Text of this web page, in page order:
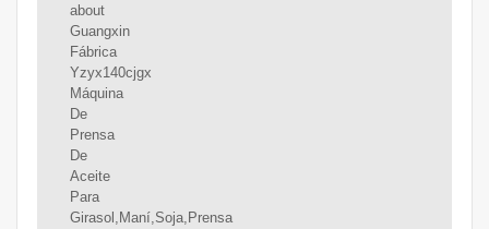
about
Guangxin
Fábrica
Yzyx140cjgx
Máquina
De
Prensa
De
Aceite
Para
Girasol,Maní,Soja,Prensa